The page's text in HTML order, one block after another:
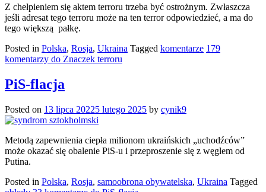
Z chełpieniem się aktem terroru trzeba być ostrożnym. Zwłaszcza
jeśli adresat tego terroru może na ten terror odpowiedzieć, a ma do
tego większą pałkę.
Posted in Polska, Rosja, Ukraina Tagged komentarze 179
komentarzy do Znaczek terroru
PiS-flacja
Posted on 13 lipca 20225 lutego 2025 by cynik9
Metodą zapewnienia ciepła milionom ukraińskich „uchodźców”
może okazać się obalenie PiS-u i przeproszenie się z węglem od
Putina.
Posted in Polska, Rosja, samoobrona obywatelska, Ukraina Tagged